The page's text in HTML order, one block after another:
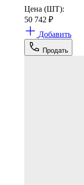
Цена (ШТ):
50 742 ₽
Добавить
Продать